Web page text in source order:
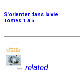
S'orienter dans la vie
Tomes 1 à 5
related